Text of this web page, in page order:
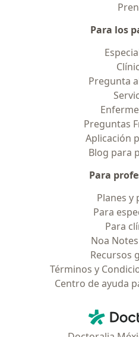
Para los
Pregunta
Preguntas
Aplicación
Blog para
Para
Planes y
Para
Para
Noa Notes
Recursos
Términos y
Centro de ayuda